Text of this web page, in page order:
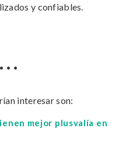
y confiables.
...
interesar son:
mejor plusvalía en